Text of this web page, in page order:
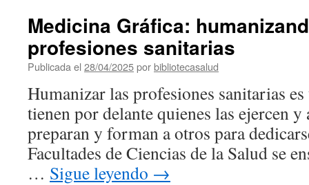
Medicina Gráfica:
profesiones sanitarias
Publicada el 28/04/2025porbibliotecasalud
Humanizar las profesiones sanitarias
tienen por delante quienes las ejercen y
preparan y forman a otros para
Facultades de Ciencias de la Salud se
… Sigue leyendo →